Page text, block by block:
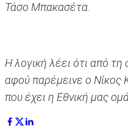
Τάσο Μπακασέτα.
Η λογική λέει ότι από
αφού παρέμεινε ο Νίκος
που έχει η Εθνική μας